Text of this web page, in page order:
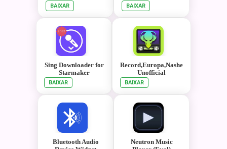
BAIXAR BAIXAR
Sing Downloader for
Starmaker
BAIXAR
Record,Europa,Nashe
Unofficial
BAIXAR
Bluetooth Audio
Neutron Music